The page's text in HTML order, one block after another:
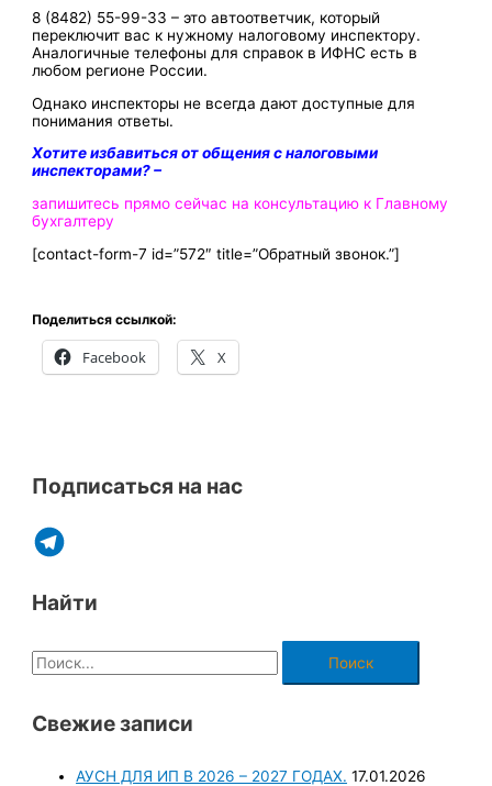
8 (8482) 55-99-33 – это автоответчик, который
переключит вас к нужному налоговому инспектору.
Аналогичные телефоны для справок в ИФНС есть в
любом регионе России.
Однако инспекторы не всегда дают доступные для
понимания ответы.
Хотите избавиться от общения с налоговыми
инспекторами? –
запишитесь прямо сейчас на консультацию к Главному
бухгалтеру
[contact-form-7 id=”572″ title=”Обратный звонок.”]
Поделиться ссылкой:
Facebook X
Подписаться на нас
Найти
Свежие записи
АУСН ДЛЯ ИП В 2026 – 2027 ГОДАХ. 17.01.2026